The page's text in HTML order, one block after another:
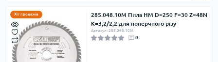
Хіт продажів
285.048.10M Пила HM D=250 F=30 Z=48N
K=3,2/2,2 для поперчного різу
Артикул: 285.048.10M
0